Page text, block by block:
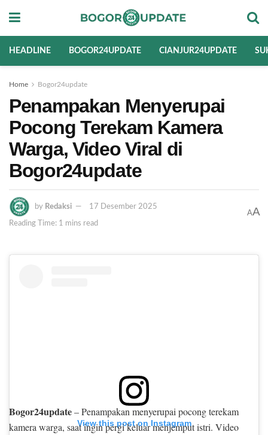
HEADLINE BOGOR24UPDATE CIANJUR24UPDATE
Home Bogor24update
Penampakan Menyerupai
Pocong Terekam Kamera
Warga, Video Viral di
Bogor24update
by Redaksi 17 Desember 2025
Reading Time: 1 mins read
AA
View this post on Instagram
Bogor24update– Penampakan menyerupai pocong terekam
kamera warga, saat ingin pergi keluar menjemput istri. Video